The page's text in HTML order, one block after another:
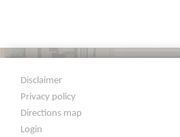
Disclaimer
Privacy policy
Directions map
Login